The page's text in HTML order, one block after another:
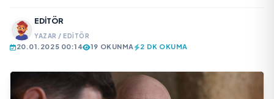
EDITÖR
YAZAR / EDITÖR
20.01.2025 00:14 19 OKUNMA 2 DK OKUMA